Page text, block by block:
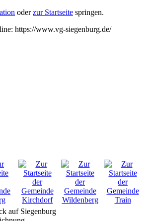
oderzur Startseite springen.
https://www.vg-siegenburg.de/